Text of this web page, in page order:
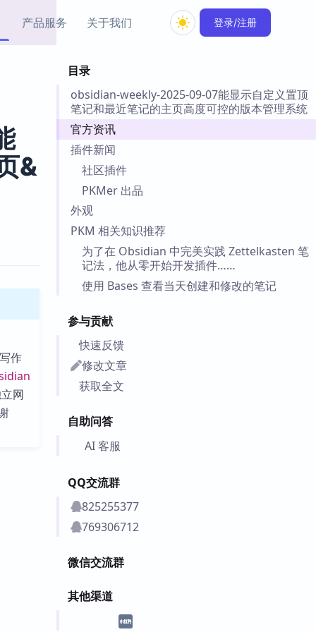
产品服务
思维导图插件
出品的闪念笔记
实例库
Obsidian 教程
基础用法、插件与外观
Zotero 使用与插件教程
关于我们 登录/注册
目录
obsidian-weekly-2025-09-07能显示自定义置顶
笔记和最近笔记的主页高度可控的版本管理系统
官方资讯
插件新闻
社区插件
PKMer 出品
外观
PKM 相关知识推荐
为了在 Obsidian 中完美实践 Zettelkasten 笔
记法，他从零开始开发插件……
使用 Bases 查看当天创建和修改的笔记
参与贡献
快速反馈
修改文章
获取全文
自助问答
AI 客服
QQ交流群
825255377
769306712
微信交流群
其他渠道
&
作
网